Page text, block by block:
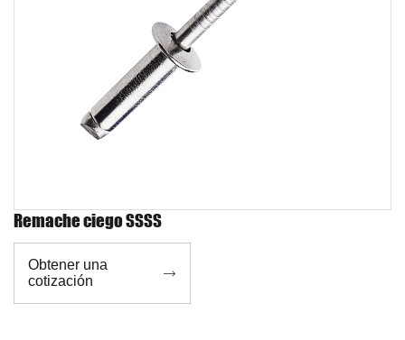
Remache ciego SSSS
Obtener una
cotización
